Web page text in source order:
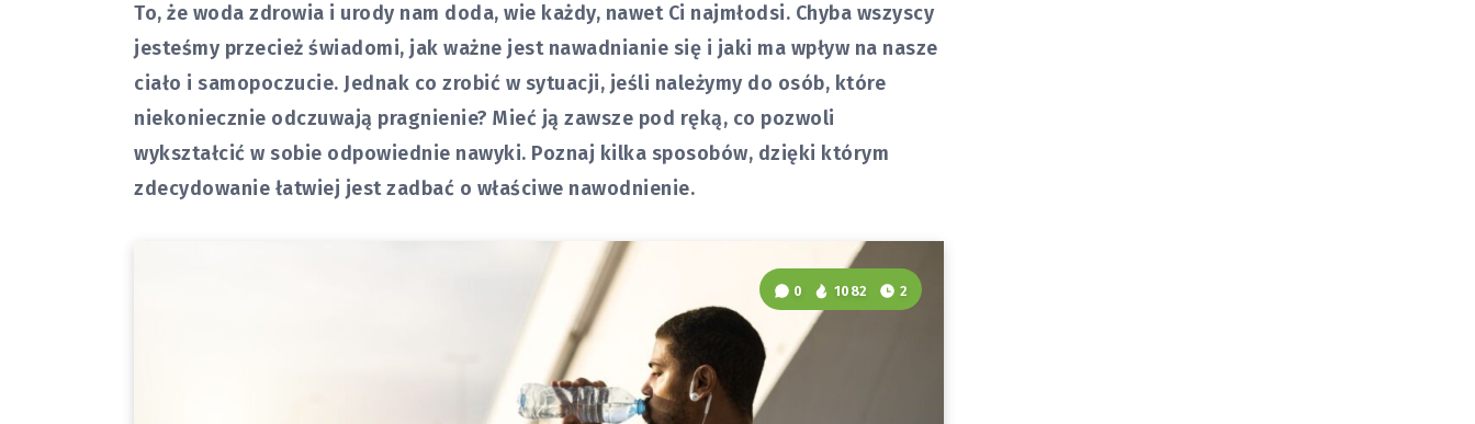
To, że woda zdrowia i urody nam doda, wie każdy, nawet Ci najmłodsi. Chyba wszyscy
jesteśmy przecież świadomi, jak ważne jest nawadnianie się i jaki ma wpływ na nasze
ciało i samopoczucie. Jednak co zrobić w sytuacji, jeśli należymy do osób, które
niekoniecznie odczuwają pragnienie? Mieć ją zawsze pod ręką, co pozwoli
wykształcić w sobie odpowiednie nawyki. Poznaj kilka sposobów, dzięki którym
zdecydowanie łatwiej jest zadbać o właściwe nawodnienie.
0 1082 2